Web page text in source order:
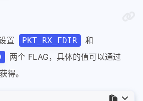
置 PKT_RX_FDIR 和
两个 FLAG，具体的值可以通过
获得。